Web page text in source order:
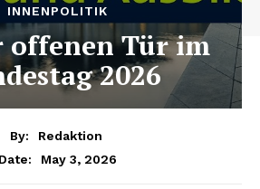
INNENPOLITIK
offenen Tür im
2026
By:
Redaktion
Date:
May 3, 2026